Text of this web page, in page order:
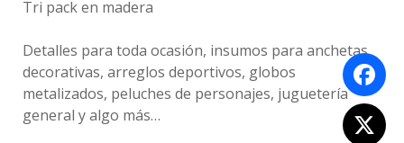
Tri pack en madera
Detalles para toda ocasión, insumos para anchetas
decorativas, arreglos deportivos, globos
metalizados, peluches de personajes, juguetería
general y algo más…